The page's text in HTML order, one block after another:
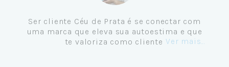
Me tornei cliente da Céu de Prata em
Setembro de 2024 e não me vejo
comprando em outro lugar. Eu sempre amei